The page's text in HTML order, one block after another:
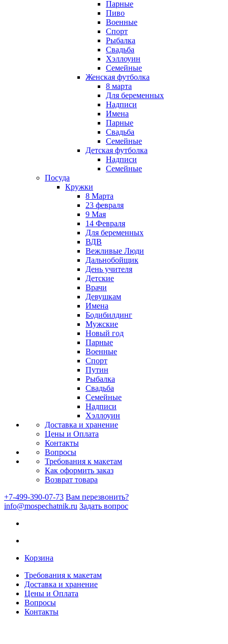
Парные
Пиво
Военные
Спорт
Рыбалка
Свадьба
Хэллоуин
Семейные
Женская футболка
8 марта
Для беременных
Надписи
Имена
Парные
Свадьба
Семейные
Детская футболка
Надписи
Семейные
Посуда
Кружки
8 Марта
23 февраля
9 Мая
14 Февраля
Для беременных
ВДВ
Вежливые Люди
Дальнобойщик
День учителя
Детские
Врачи
Девушкам
Имена
Бодибилдинг
Мужские
Новый год
Парные
Военные
Спорт
Путин
Рыбалка
Свадьба
Семейные
Надписи
Хэллоуин
Доставка и хранение
Цены и Оплата
Контакты
Вопросы
Требования к макетам
Как оформить заказ
Возврат товара
+7-499-390-07-73 Вам перезвонить?
info@mospechatnik.ru Задать вопрос
Корзина
Требования к макетам
Доставка и хранение
Цены и Оплата
Вопросы
Контакты